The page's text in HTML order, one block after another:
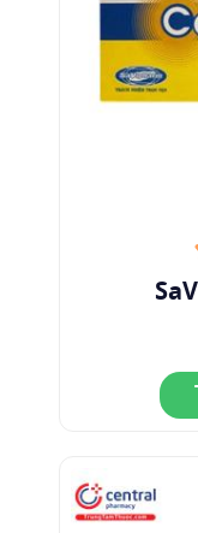
thuốc chống
ECG và huyết
đang điều trị
nhân đang điều
dẫn đến tụt
tủy thượng thận,
nhân chẹn
dụng dược lý
có kinh nghiệm